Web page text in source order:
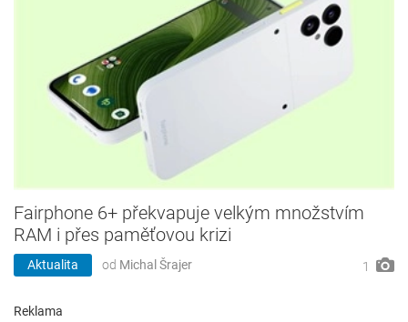
Fairphone 6+ překvapuje velkým množstvím
RAM i přes paměťovou krizi
Aktualita od Michal Šrajer 1
Reklama